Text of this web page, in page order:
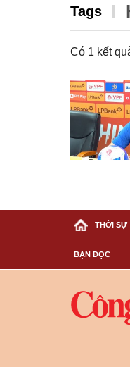
Tags
Có 1 kết
THỜI SỰ
BẠN ĐỌC